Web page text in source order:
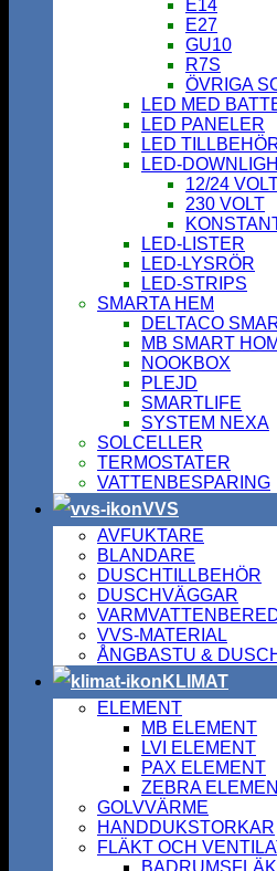
E14
E27
GU10
R7S
ÖVRIGA
LED MED
LED PANELER
LED
LED-
12/24
230 VOLT
LED-LISTER
LED-LYSRÖR
LED-STRIPS
SMARTA HEM
DELTACO
MB SMART
NOOKBOX
PLEJD
SMARTLIFE
SYSTEM NEXA
SOLCELLER
TERMOSTATER
VATTENBESPARING
VVS
AVFUKTARE
BLANDARE
DUSCHTILLBEHÖR
DUSCHVÄGGAR
VVS-MATERIAL
ÅNGBASTU &
KLIMAT
ELEMENT
MB ELEMENT
LVI ELEMENT
PAX ELEMENT
ZEBRA
GOLVVÄRME
HANDDUKSTORKAR
FLÄKT OCH